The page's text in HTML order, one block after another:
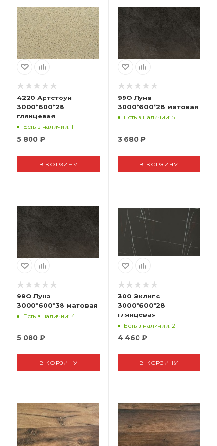
4220 Артстоун
3000*600*28
глянцевая
Есть в наличии: 1
5 800 ₽
В КОРЗИНУ
99О Луна
3000*600*28 матовая
Есть в наличии: 5
3 680₽
В КОРЗИНУ
99О Луна
3000*600*38 матовая
Есть в наличии: 4
5 080 ₽
В КОРЗИНУ
300 Эклипс
3000*600*28
глянцевая
Есть в наличии: 2
4 460₽
В КОРЗИНУ